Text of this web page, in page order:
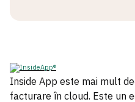
Inside App este mai mult
facturare în cloud. Este un